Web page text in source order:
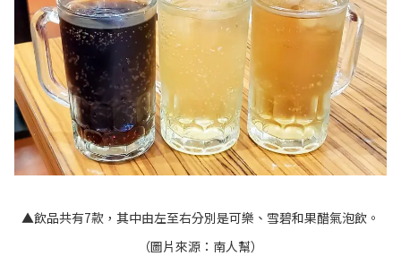
▲飲品共有7款，其中由左至右分別是可樂、雪碧和果醋氣泡飲。
（圖片來源：南人幫）